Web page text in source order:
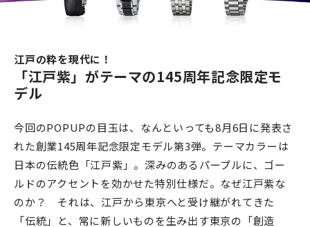
江戸の粋を現代に！
「江戸紫」がテーマの145周年記念限定モ
デル
今回のPOPUPの目玉は、なんといっても8月6日に発表さ
れた創業145周年記念限定モデル第3弾。テーマカラーは
日本の伝統色「江戸紫」。深みのあるパープルに、ゴー
ルドのアクセントを効かせた特別仕様だ。なぜ江戸紫な
のか？ それは、江戸から東京へと受け継がれてきた
「伝統」と、常に新しいものを生み出す東京の「創造